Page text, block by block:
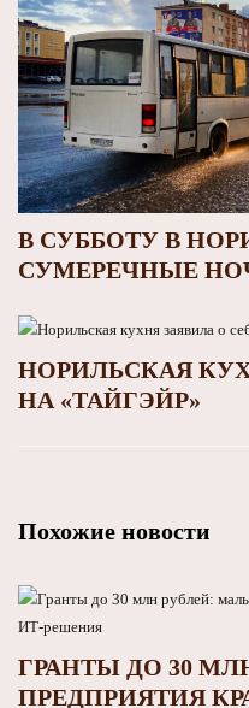
В СУББОТУ В
СУМЕРЕЧНЫЕ
НОРИЛЬСКАЯ
НА «ТАЙГЭЙР»
Похожие новости
ГРАНТЫ ДО 30
ПРЕДПРИЯТИЯ